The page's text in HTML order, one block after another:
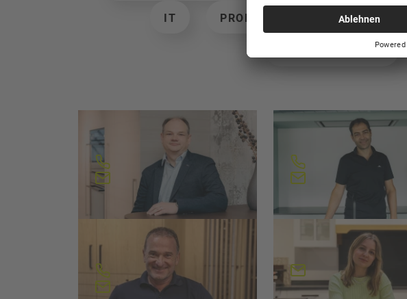
IT PRODUKTION MONTEURE
NACHHALTIGKEIT
Leitung Küchen
062 957 10 24
m.jost@loosli.swiss
Samuel
Teamleiter Küchen
062 957 10 20
Andreas Zurkirchen
Verkauf
062 957 10 23
a.zurkirchen@loosli.swiss
Annsophie Gerber
Sachbearbeiterin